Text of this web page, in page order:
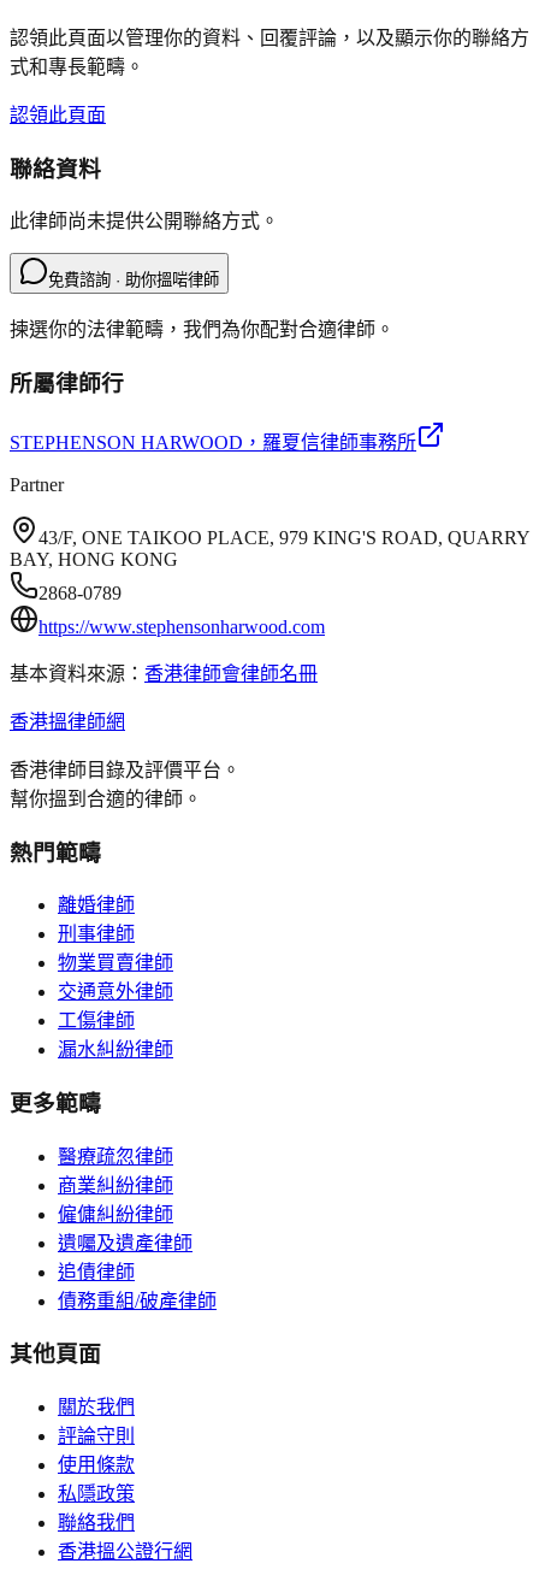
認領此頁面以管理你的資料、回覆評論，以及顯示你的聯絡方
式和專長範疇。
認領此頁面
聯絡資料
此律師尚未提供公開聯絡方式。
免費諮詢 · 助你搵啱律師
揀選你的法律範疇，我們為你配對合適律師。
所屬律師行
STEPHENSON HARWOOD ，羅夏信律師事務所
Partner
43/F, ONE TAIKOO PLACE, 979 KING'S ROAD, QUARRY
BAY, HONG KONG
2868-0789
https://www.stephensonharwood.com
基本資料來源： 香港律師會律師名冊
香港搵律師網
香港律師目錄及評價平台。
幫你搵到合適的律師。
熱門範疇
離婚律師
刑事律師
物業買賣律師
交通意外律師
工傷律師
漏水糾紛律師
更多範疇
醫療疏忽律師
商業糾紛律師
僱傭糾紛律師
遺囑及遺產律師
追債律師
債務重組/破產律師
其他頁面
關於我們
評論守則
使用條款
私隱政策
聯絡我們
香港搵公證行網